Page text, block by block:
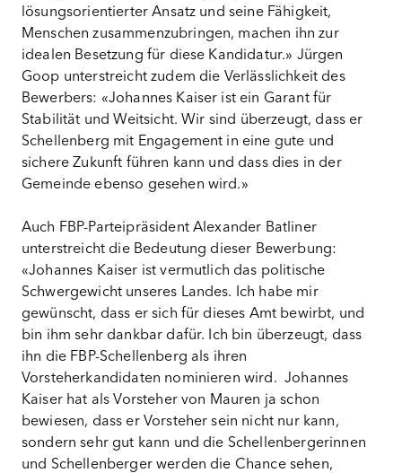
lösungsorientierter Ansatz und seine Fähigkeit,
Menschen zusammenzubringen, machen ihn zur
idealen Besetzung für diese Kandidatur.» Jürgen
Goop unterstreicht zudem die Verlässlichkeit des
Bewerbers: «Johannes Kaiser ist ein Garant für
Stabilität und Weitsicht. Wir sind überzeugt, dass er
Schellenberg mit Engagement in eine gute und
sichere Zukunft führen kann und dass dies in der
Gemeinde ebenso gesehen wird.»
Auch FBP-Parteipräsident Alexander Batliner
unterstreicht die Bedeutung dieser Bewerbung:
«Johannes Kaiser ist vermutlich das politische
Schwergewicht unseres Landes. Ich habe mir
gewünscht, dass er sich für dieses Amt bewirbt, und
bin ihm sehr dankbar dafür. Ich bin überzeugt, dass
ihn die FBP-Schellenberg als ihren
Vorsteherkandidaten nominieren wird. Johannes
Kaiser hat als Vorsteher von Mauren ja schon
bewiesen, dass er Vorsteher sein nicht nur kann,
sondern sehr gut kann und die Schellenbergerinnen
und Schellenberger werden die Chance sehen,